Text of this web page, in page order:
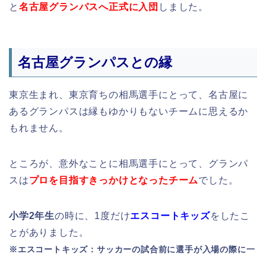
と 名古屋グランパスへ正式に入団 しました。
名古屋グランパスとの縁
東京生まれ、東京育ちの相馬選手にとって、名古屋に
あるグランパスは縁もゆかりもないチームに思えるか
もれません。
ところが、意外なことに相馬選手にとって、グランパ
スはプロを目指すきっかけとなったチームでした。
小学2年生の時に、1度だけエスコートキッズをしたこ
とがありました。
※エスコートキッズ：サッカーの試合前に選手が入場の際に一